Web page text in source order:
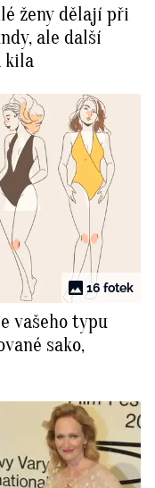
KČ
MANA (10 ks)
ženy dělají při
ale další
kila
16 fotek
vašeho typu
sako,